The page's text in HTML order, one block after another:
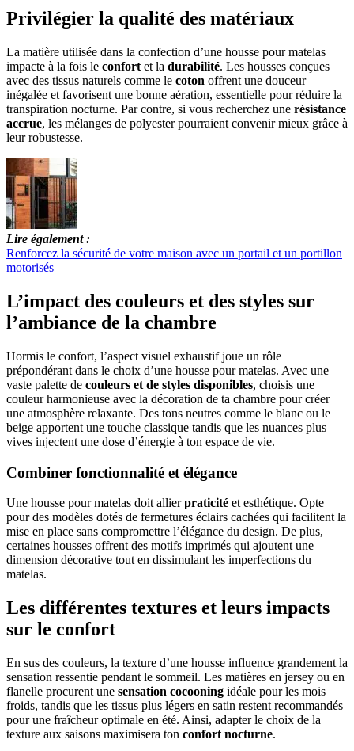
Privilégier la qualité des matériaux
La matière utilisée dans la confection d’une housse pour matelas
impacte à la fois le confort et la durabilité. Les housses conçues
avec des tissus naturels comme le coton offrent une douceur
inégalée et favorisent une bonne aération, essentielle pour réduire la
transpiration nocturne. Par contre, si vous recherchez une résistance
accrue, les mélanges de polyester pourraient convenir mieux grâce à
leur robustesse.
Lire également :
Renforcez la sécurité de votre maison avec un portail et un portillon
motorisés
L’impact des couleurs et des styles sur
l’ambiance de la chambre
Hormis le confort, l’aspect visuel exhaustif joue un rôle
prépondérant dans le choix d’une housse pour matelas. Avec une
vaste palette de couleurs et de styles disponibles, choisis une
couleur harmonieuse avec la décoration de ta chambre pour créer
une atmosphère relaxante. Des tons neutres comme le blanc ou le
beige apportent une touche classique tandis que les nuances plus
vives injectent une dose d’énergie à ton espace de vie.
Combiner fonctionnalité et élégance
Une housse pour matelas doit allierpraticité et esthétique. Opte
pour des modèles dotés de fermetures éclairs cachées qui facilitent la
mise en place sans compromettre l’élégance du design. De plus,
certaines housses offrent des motifs imprimés qui ajoutent une
dimension décorative tout en dissimulant les imperfections du
matelas.
Les différentes textures et leurs impacts
sur le confort
En sus des couleurs, la texture d’une housse influence grandement la
sensation ressentie pendant le sommeil. Les matières en jersey ou en
flanelle procurent une sensation cocooning idéale pour les mois
froids, tandis que les tissus plus légers en satin restent recommandés
pour une fraîcheur optimale en été. Ainsi, adapter le choix de la
texture aux saisons maximisera ton confort nocturne.